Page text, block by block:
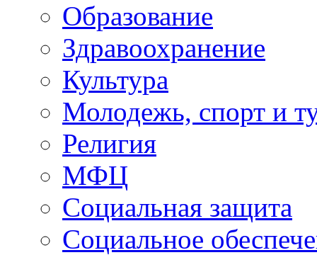
Образование
Здравоохранение
Культура
Молодежь, спорт и
Религия
МФЦ
Социальная защита
Социальное